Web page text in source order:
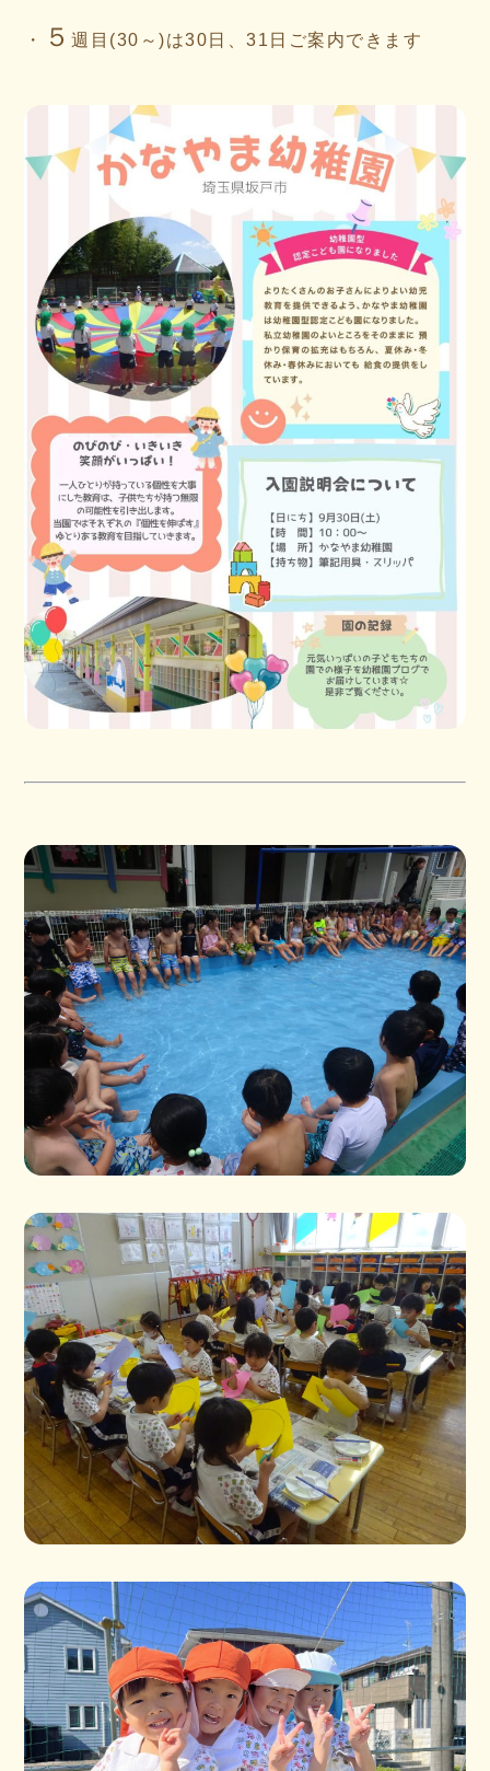
・ ５週目(30～)は30日、31日ご案内できます